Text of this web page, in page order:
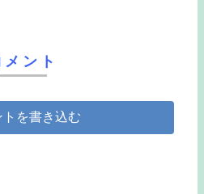
メント
トを書き込む